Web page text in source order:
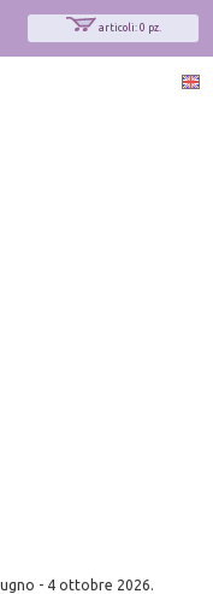
articoli: 0 pz.
- 4 ottobre 2026.